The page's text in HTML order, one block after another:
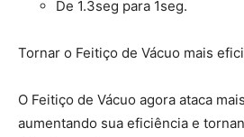
De 1.3seg para 1seg.
Tornar o Feitiço de Vácuo mais
O Feitiço de Vácuo agora ataca
aumentando sua eficiência e